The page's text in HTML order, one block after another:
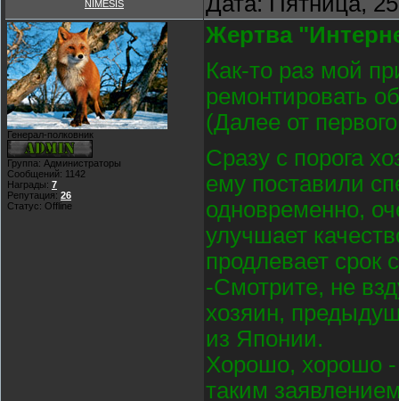
NIMESIS
Генерал-полковник
Группа: Администраторы
Сообщений: 1142
Награды: 7
Репутация: 26
Статус: Offline
Жертва
Как-то раз мой
ремонтировать
(Далее от
Сразу с порога
ему поставили
одновременно,
улучшает
продлевает срок
-Смотрите, не
хозяин,
из Японии.
Хорошо, хорошо -
таким